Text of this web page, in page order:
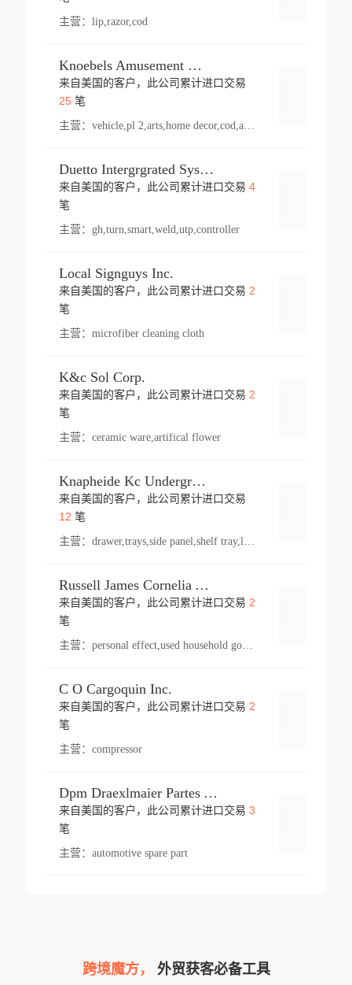
主营： lip,razor,cod
Knoebels Amusement Resort
来自美国的客户，此公司累计进口交易
25笔
主营： vehicle,pl 2,arts,home decor,cod,amusement ride,sea
Duetto Intergrgrated Systems Inc.
来自美国的客户，此公司累计进口交易 4
笔
主营： gh,turn,smart,weld,utp,controller
Local Signguys Inc.
来自美国的客户，此公司累计进口交易 2
笔
主营： microfiber cleaning cloth
K&c Sol Corp.
来自美国的客户，此公司累计进口交易 2
笔
主营： ceramic ware,artifical flower
Knapheide Kc Underground
来自美国的客户，此公司累计进口交易
12 笔
主营：
Russell James Cornelia Arlington Va
来自美国的客户，此公司累计进口交易 2
笔
主营： personal effect,used household goods
C O Cargoquin Inc.
来自美国的客户，此公司累计进口交易 2
笔
主营： compressor
Dpm Draexlmaier Partes Automotrices Corr Ind Huejotzingo
来自美国的客户，此公司累计进口交易 3
笔
主营： automotive spare part
跨境魔方， 外贸获客必备工具